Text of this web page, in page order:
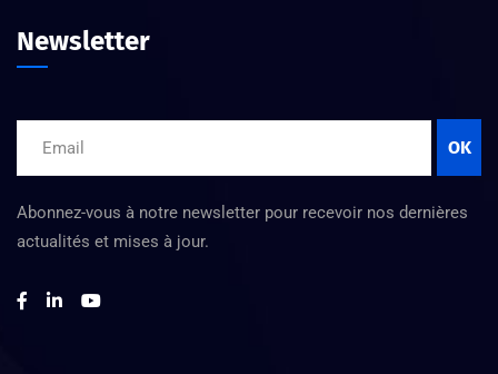
Newsletter
OK
Abonnez-vous à notre newsletter pour recevoir nos dernières
actualités et mises à jour.